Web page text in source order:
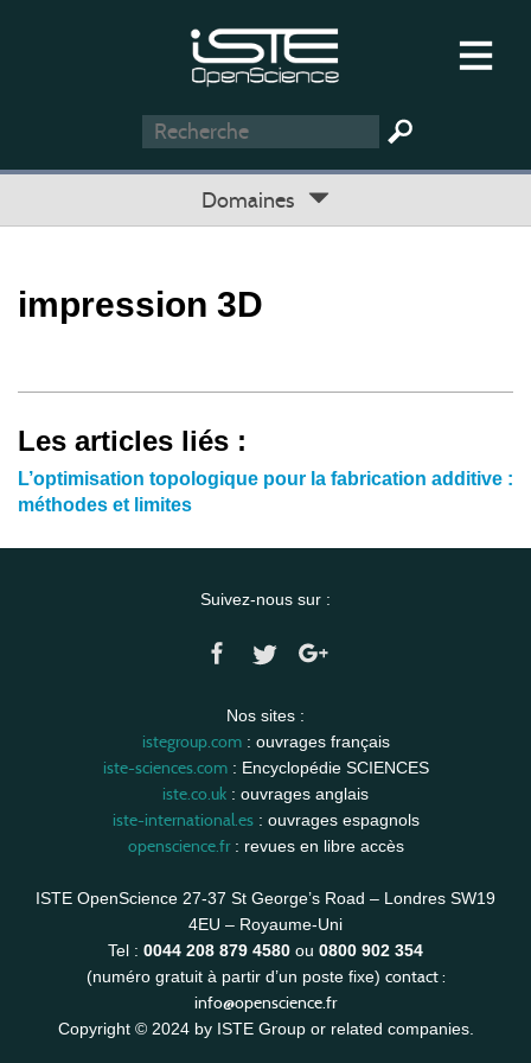
Domaines
impression 3D
Les articles liés :
L’optimisation topologique pour la fabrication additive :
méthodes et limites
Suivez-nous sur :
Nos sites :
istegroup.com: ouvrages français
iste-sciences.com: Encyclopédie SCIENCES
iste.co.uk : ouvrages anglais
iste-international.es: ouvrages espagnols
openscience.fr: revues en libre accès
ISTE OpenScience 27-37 St George’s Road – Londres SW19
4EU – Royaume-Uni
Tel : 0044 208 879 4580 ou 0800 902 354
(numéro gratuit à partir d’un poste fixe) contact :
info@openscience.fr
Copyright © 2024 by ISTE Group or related companies.